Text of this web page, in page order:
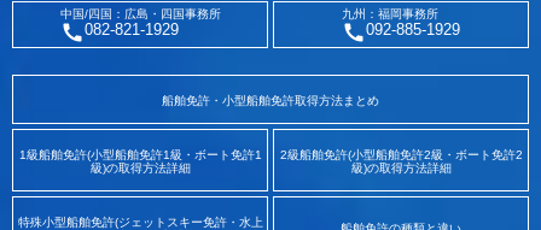
中国/四国：広島・四国事務所
082-821-1929
九州：福岡事務所
092-885-1929
船舶免許・小型船舶免許取得方法まとめ
1級船舶免許(小型船舶免許1級・ボート免許1
級)の取得方法詳細
2級船舶免許(小型船舶免許2級・ボート免許2
級)の取得方法詳細
特殊小型船舶免許(ジェットスキー免許・水上